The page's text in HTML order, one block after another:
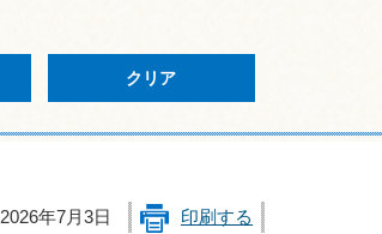
2026年7月3日 印刷する